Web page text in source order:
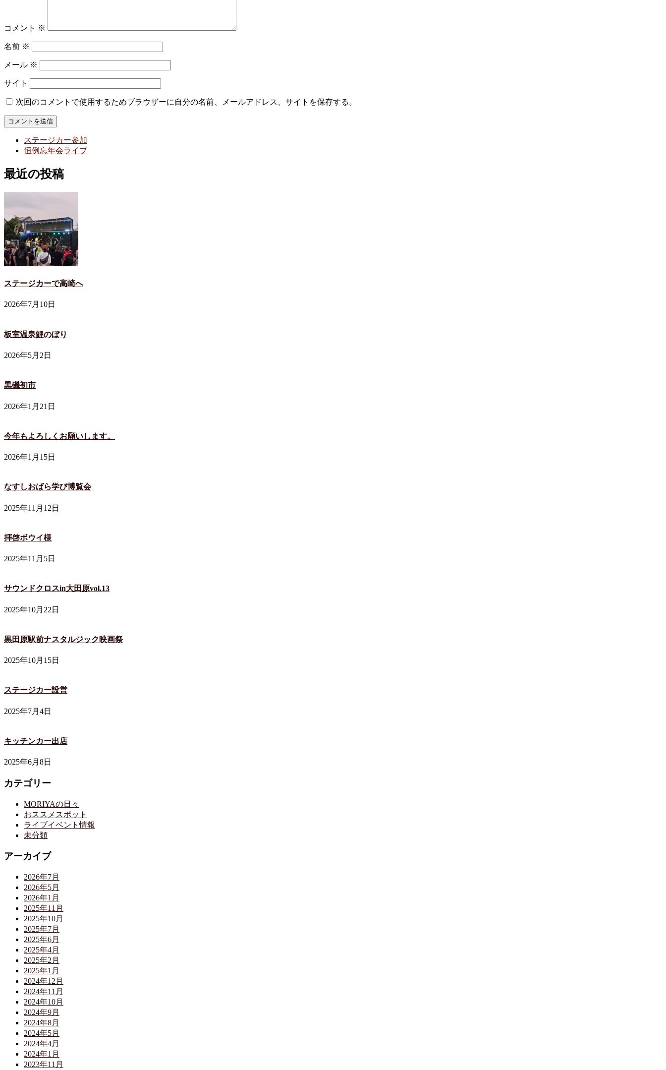
コメント ※
名前 ※
メール ※
サイト
次回のコメントで使用するためブラウザーに自分の名前、メールアドレス、サイトを保存する。
ステージカー参加
恒例忘年会ライブ
最近の投稿
ステージカーで高崎へ
2026年7月10日
板室温泉鯉のぼり
2026年5月2日
黒磯初市
2026年1月21日
今年もよろしくお願いします。
2026年1月15日
なすしおばら学び博覧会
2025年11月12日
拝啓ボウイ様
2025年11月5日
サウンドクロスin大田原vol.13
2025年10月22日
黒田原駅前ナスタルジック映画祭
2025年10月15日
ステージカー設営
2025年7月4日
キッチンカー出店
2025年6月8日
カテゴリー
MORIYAの日々
おススメスポット
ライブイベント情報
未分類
アーカイブ
2026年7月
2026年5月
2026年1月
2025年11月
2025年10月
2025年7月
2025年6月
2025年4月
2025年2月
2025年1月
2024年12月
2024年11月
2024年10月
2024年9月
2024年8月
2024年5月
2024年4月
2024年1月
2023年11月